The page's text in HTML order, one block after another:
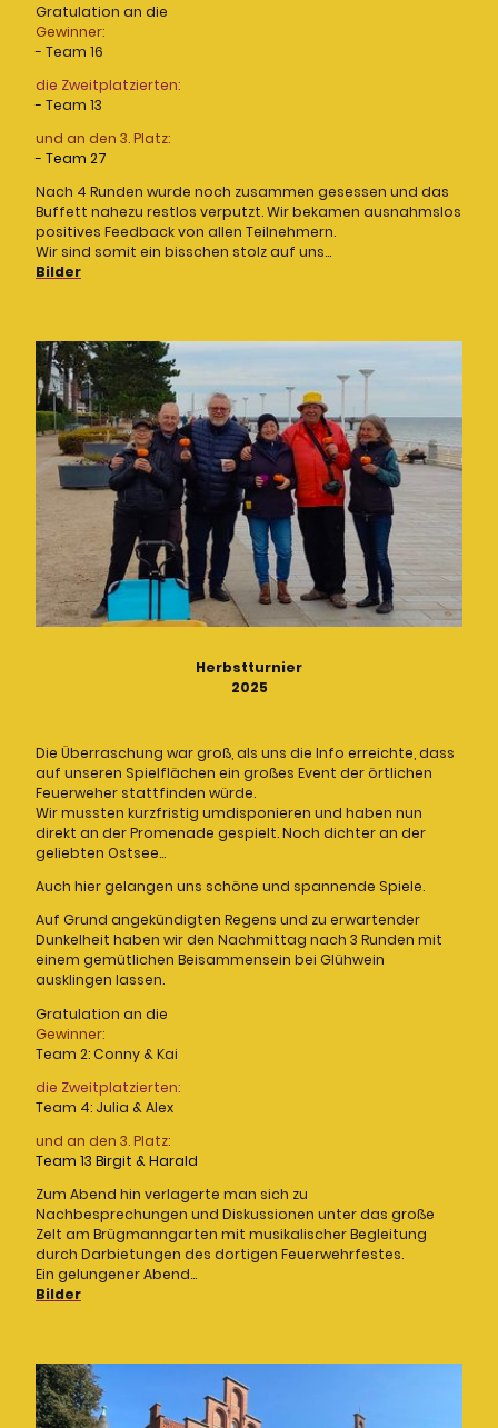
Gratulation an die
Gewinner:
- Team 16
die Zweitplatzierten:
- Team 13
und an den 3. Platz:
- Team 27
Nach 4 Runden wurde noch zusammen gesessen und das
Buffett nahezu restlos verputzt. Wir bekamen ausnahmslos
positives Feedback von allen Teilnehmern.
Wir sind somit ein bisschen stolz auf uns...
Bilder
Herbstturnier
2025
Die Überraschung war groß, als uns die Info erreichte, dass
auf unseren Spielflächen ein großes Event der örtlichen
Feuerweher stattfinden würde.
Wir mussten kurzfristig umdisponieren und haben nun
direkt an der Promenade gespielt. Noch dichter an der
geliebten Ostsee...
Auch hier gelangen uns schöne und spannende Spiele.
Auf Grund angekündigten Regens und zu erwartender
Dunkelheit haben wir den Nachmittag nach 3 Runden mit
einem gemütlichen Beisammensein bei Glühwein
ausklingen lassen.
Gratulation an die
Gewinner:
Team 2: Conny & Kai
die Zweitplatzierten:
Team 4: Julia & Alex
und an den 3. Platz:
Team 13 Birgit & Harald
Zum Abend hin verlagerte man sich zu
Nachbesprechungen und Diskussionen unter das große
Zelt am Brügmanngarten mit musikalischer Begleitung
durch Darbietungen des dortigen Feuerwehrfestes.
Ein gelungener Abend...
Bilder